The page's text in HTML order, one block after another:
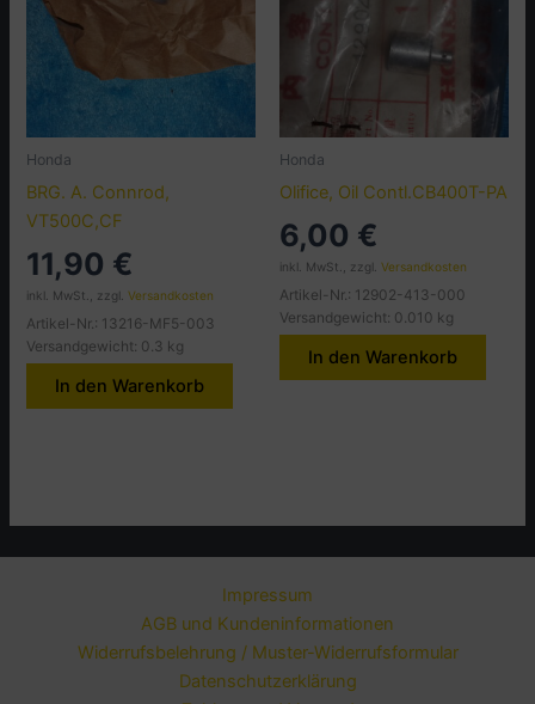
Honda
BRG. A. Connrod,
VT500C,CF
11,90 €
inkl. MwSt., zzgl.Versandkosten
Artikel-Nr.: 13216-MF5-003
Versandgewicht: 0.3 kg
In den Warenkorb
Honda
Olifice, Oil Contl.CB400T-PA
6,00 €
inkl. MwSt., zzgl. Versandkosten
Artikel-Nr.: 12902-413-000
Versandgewicht: 0.010 kg
In den Warenkorb
Impressum
AGB und Kundeninformationen
Widerrufsbelehrung / Muster-Widerrufsformular
Datenschutzerklärung